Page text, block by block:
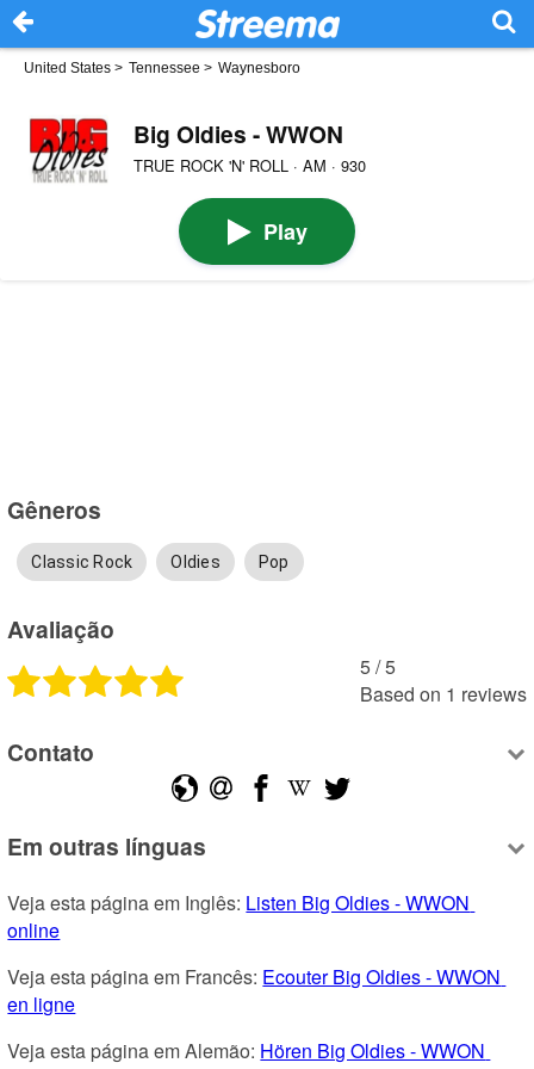
United States > Tennessee > Waynesboro
Big Oldies - WWON
TRUE ROCK 'N' ROLL · AM · 930
Play
Gêneros
Classic Rock Oldies Pop
Avaliação
5 /5
Based on 1 reviews
Contato
Em outras línguas
Veja esta página em Inglês: Listen Big Oldies - WWON
online
Veja esta página em Francês: Ecouter Big Oldies - WWON
en ligne
Veja esta página em Alemão: Hören Big Oldies - WWON